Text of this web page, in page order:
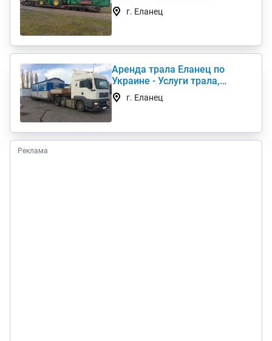
негабаритных грузов
г. Еланец
Аренда трала Еланец по
Украине - Услуги трала,
низкорамный трал
г. Еланец
Реклама